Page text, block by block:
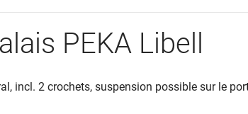
PEKA Libell
incl. 2 crochets, suspension possible sur le